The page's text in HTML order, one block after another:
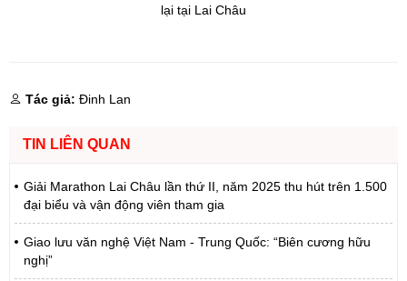
lại tại Lai Châu
Tác giả: Đinh Lan
TIN LIÊN QUAN
Giải Marathon Lai Châu lần thứ II, năm 2025 thu hút trên 1.500
đại biểu và vận động viên tham gia
Giao lưu văn nghệ Việt Nam - Trung Quốc: “Biên cương hữu
nghị”